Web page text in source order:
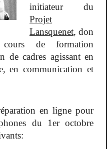
initiateur du
Projet
Lansquenet, don
de formation
de cadres agissant en
en communication et
en lignepour
du 1er octobre